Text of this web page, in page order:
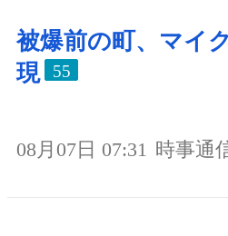
被爆前の町、マイ
現
55
08月07日 07:31 時事通